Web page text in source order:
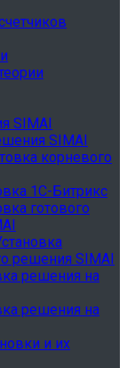
SIMAI
SIMAI
корневого
1С-Битрикс
готового
решения SIMAI
решения на
решения на
и их